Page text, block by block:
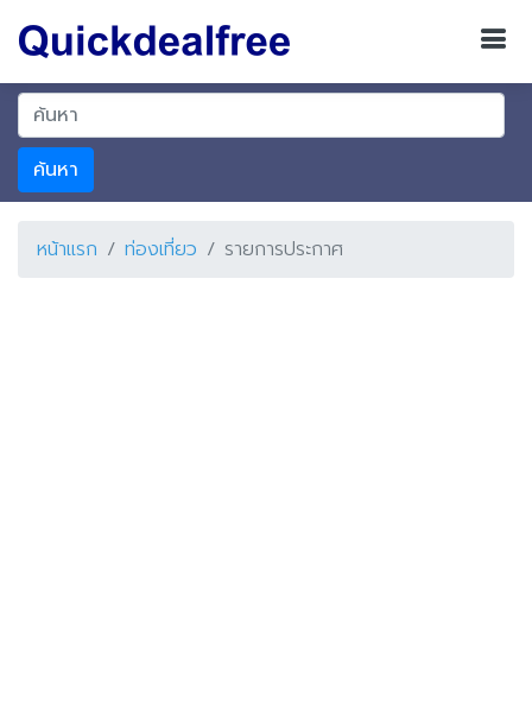
ค้นหา
หน้าแรก ท่องเที่ยว รายการประกาศ